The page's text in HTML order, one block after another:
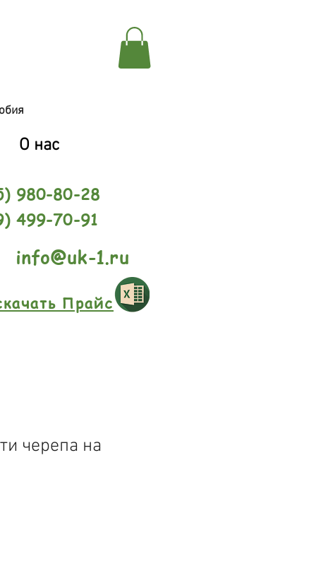
О нас
980-80-28
499-70-91
info@uk-1.ru
Прайс
черепа на